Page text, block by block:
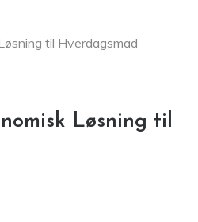
til Hverdagsmad
Løsning til